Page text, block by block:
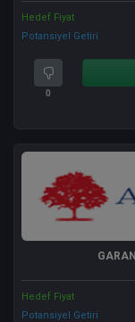
Hedef Fiyat
Potansiyel Getiri
0
GARAN
Hedef Fiyat
Potansiyel Getiri